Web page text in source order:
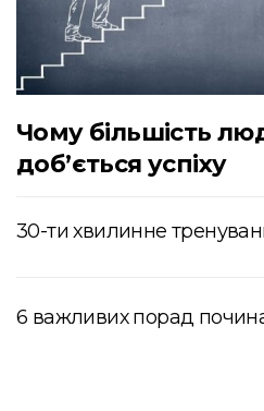
Чому більшість
доб’ється успіху
30-ти хвилинне
6 важливих порад